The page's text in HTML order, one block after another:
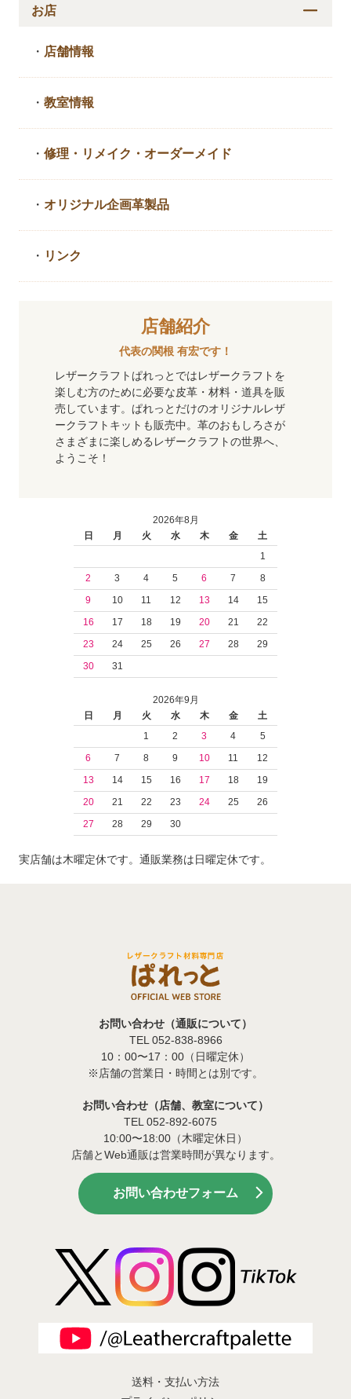
お店
・ 店舗情報
・教室情報
・修理・リメイク・ オーダーメイド
・ オリジナル企画革製品
・ リンク
店舗紹介
代表の関根 有宏です！
レザークラフトぱれっとではレザークラフトを
楽しむ方のために必要な皮革・材料・道具を販
売しています。ぱれっとだけのオリジナルレザ
ークラフトキットも販売中。革のおもしろさが
さまざまに楽しめるレザークラフトの世界へ、
ようこそ！
2026年8月
日
月 火 水 木 金
土
1
2
3 4 5 6 7
8
9
10 11 12 13 14
15
16
17 18 19 20 21
22
23
24 25 26 27 28
29
30
31
2026年9月
日
月 火 水 木 金
土
1
2 3 4
5
6
7 8 9 10 11
12
13
14 15 16 17 18
19
20
21 22 23 24 25
26
27
28 29 30
実店舗は木曜定休です。通販業務は日曜定休です。
お問い合わせ（通販について）
TEL 052-838-8966
10：00〜17：00（日曜定休）
※店舗の営業日・時間とは別です。
お問い合わせ（店舗、教室について）
TEL 052-892-6075
10:00〜18:00（木曜定休日）
店舗とWeb通販は営業時間が異なります。
お問い合わせフォーム
送料・支払い方法